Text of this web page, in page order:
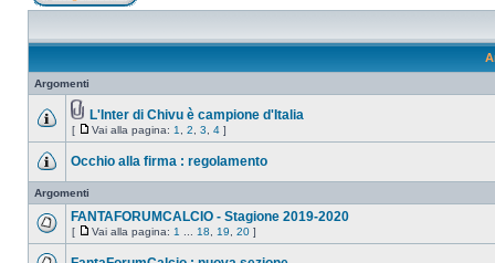
Argomenti
L'Inter di Chivu è campione d'Italia
[ Vai alla pagina: 1 2 3 4 ]
Occhio alla firma : regolamento
Argomenti
FANTAFORUMCALCIO - Stagione 2019-2020
[ Vai alla pagina: 1 18 19 20 ]